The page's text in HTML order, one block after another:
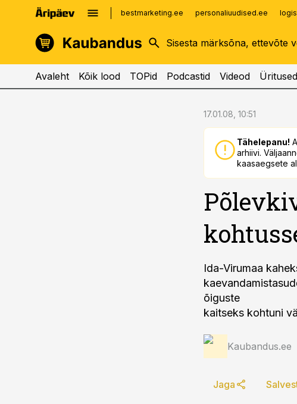
bestmarketing.ee personaliuudised.ee
kinnisvarauudised.ee
logistikauudised.ee
imelineajalugu.ee
Avaleht Kõik lood TOPid Podcastid Videod Üritused
17.01.08, 10:51
Tähelepanu!
arhiivi.
kaasaegsete
Ida-Virumaa
õiguste
kaitseks kohtuni
Kaubandus.ee
Jaga